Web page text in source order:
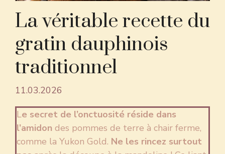
La véritable recette du
gratin dauphinois
traditionnel
11.03.2026
Le secret de l’onctuosité réside dans
l’amidon des pommes de terre à chair ferme,
comme la Yukon Gold. Ne les rincez surtout